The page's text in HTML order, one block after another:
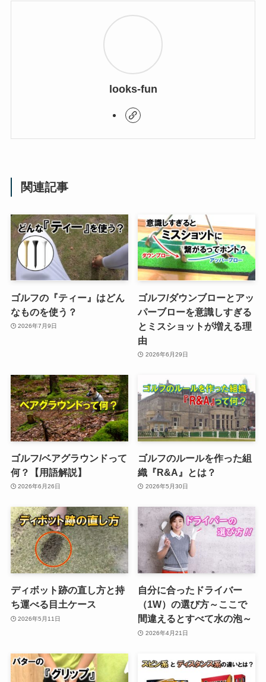
looks-fun
関連記事
ゴルフの『ティー』はどん
なものを使う？
2026年7月9日
ゴルフ/ダウンブローとアッ
パーブローを意識しすぎる
とミスショットが増える理
由
2026年6月29日
ゴルフ/ベアグラウンドって
何？【用語解説】
2026年6月26日
ゴルフのルールを作った組
織『R&A』とは？
2026年5月30日
ディボット跡の直し方と持
ち運べる目土ケース
2026年5月11日
自分に合ったドライバー
（1W）の選び方～ここで
間違えるとすべて水の泡～
2026年4月21日